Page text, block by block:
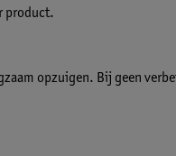
product.
opzuigen. Bij geen